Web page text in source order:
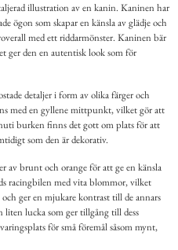
illustration av en kanin. Kaninen har
ögon som skapar en känsla av glädje och
med ett riddarmönster. Kaninen bär
ger den en autentisk look som för
detaljer i form av olika färger och
med en gyllene mittpunkt, vilket gör att
burken finns det gott om plats för att
som den är dekorativ.
av brunt och orange för att ge en känsla
racingbilen med vita blommor, vilket
ger en mjukare kontrast till de annars
liten lucka som ger tillgång till dess
för små föremål såsom mynt,